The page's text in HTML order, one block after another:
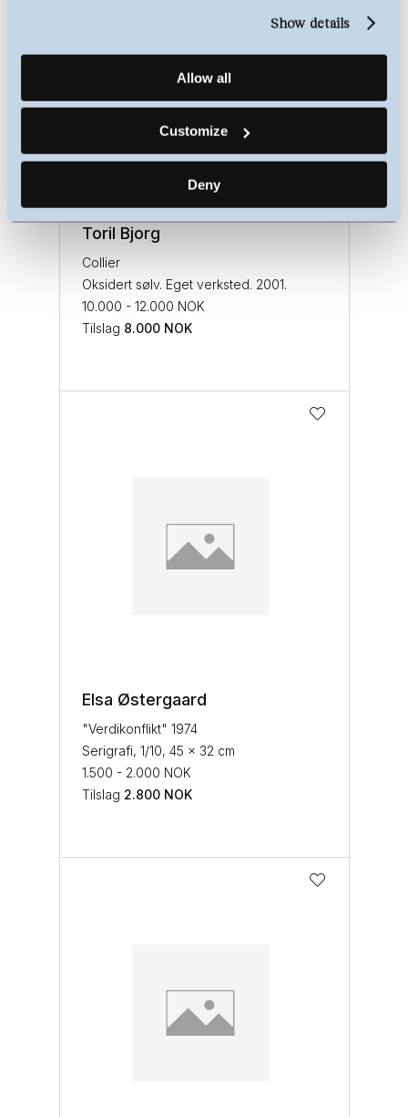
Show details
Allow all
Customize
Deny
Toril Bjorg
Collier
Oksidert sølv. Eget verksted. 2001.
10.000 - 12.000 NOK
Tilslag 8.000 NOK
Elsa Østergaard
"Verdikonflikt" 1974
Serigrafi, 1/10, 45 x 32 cm
1.500 - 2.000 NOK
Tilslag 2.800 NOK